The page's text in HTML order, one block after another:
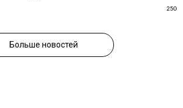
250
Больше новостей